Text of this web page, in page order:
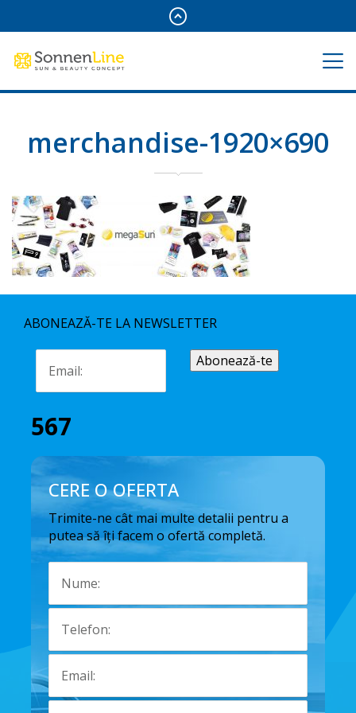
merchandise-1920×690
ABONEAZĂ-TE LA NEWSLETTER
567
CERE O OFERTA
Trimite-ne cât mai multe detalii pentru a
putea să îți facem o ofertă completă.